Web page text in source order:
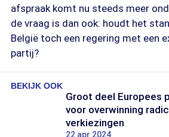
afspraak komt nu steeds meer
de vraag is dan ook: houdt het
België toch een regering met een
partij?
BEKIJK OOK
Groot deel Europees
voor overwinning
verkiezingen
22 apr 2024